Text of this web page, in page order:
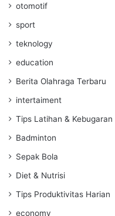
otomotif
sport
teknology
education
Berita Olahraga Terbaru
intertaiment
Tips Latihan & Kebugaran
Badminton
Sepak Bola
Diet & Nutrisi
Tips Produktivitas Harian
economy